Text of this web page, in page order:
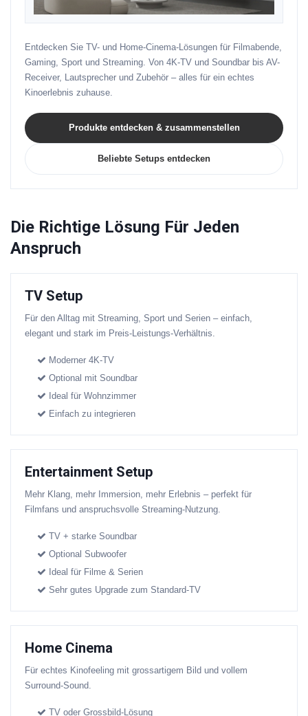
Entdecken Sie TV- und Home-Cinema-Lösungen für Filmabende,
Gaming, Sport und Streaming. Von 4K-TV und Soundbar bis AV-
Receiver, Lautsprecher und Zubehör – alles für ein echtes
Kinoerlebnis zuhause.
Produkte entdecken & zusammenstellen
Beliebte Setups entdecken
Die Richtige Lösung Für Jeden
Anspruch
TV Setup
Für den Alltag mit Streaming, Sport und Serien – einfach,
elegant und stark im Preis-Leistungs-Verhältnis.
Moderner 4K-TV
Optional mit Soundbar
Ideal für Wohnzimmer
Einfach zu integrieren
Entertainment Setup
Mehr Klang, mehr Immersion, mehr Erlebnis – perfekt für
Filmfans und anspruchsvolle Streaming-Nutzung.
TV + starke Soundbar
Optional Subwoofer
Ideal für Filme & Serien
Sehr gutes Upgrade zum Standard-TV
Home Cinema
Für echtes Kinofeeling mit grossartigem Bild und vollem
Surround-Sound.
TV oder Grossbild-Lösung